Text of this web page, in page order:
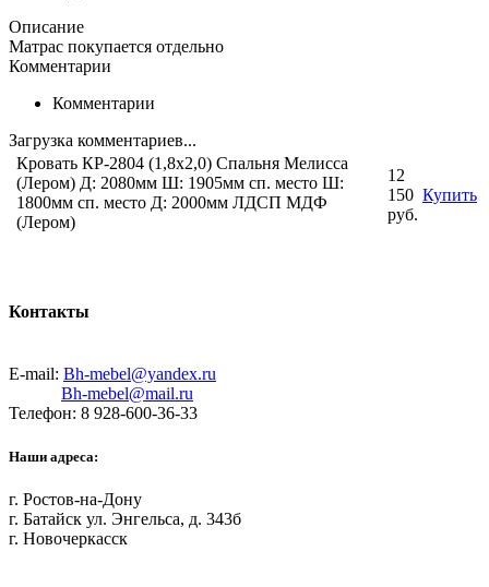
Описание
Матрас покупается отдельно
Комментарии
Комментарии
Загрузка комментариев...
Кровать КР-2804 (1,8х2,0) Спальня Мелисса
(Лером) Д: 2080мм Ш: 1905мм сп. место Ш:
1800мм сп. место Д: 2000мм ЛДСП МДФ
(Лером)
12
150
руб.
Купить
Контакты
E-mail: Bh-mebel@yandex.ru
Bh-mebel@mail.ru
Телефон: 8 928-600-36-33
Наши адреса:
г. Ростов-на-Дону
г. Батайск ул. Энгельса, д. 343б
г. Новочеркасск